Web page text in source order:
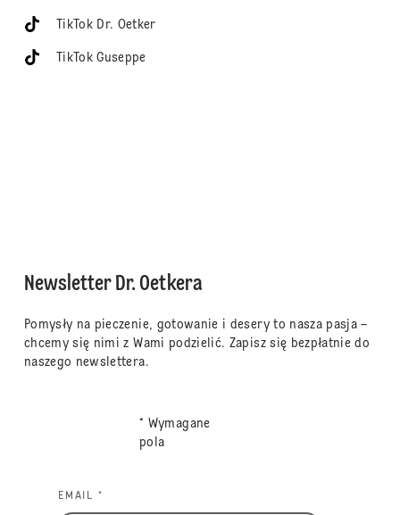
TikTok Dr. Oetker
TikTok Guseppe
Newsletter Dr. Oetkera
Pomysły na pieczenie, gotowanie i desery to nasza pasja –
chcemy się nimi z Wami podzielić. Zapisz się bezpłatnie do
naszego newslettera.
* Wymagane
pola
EMAIL *